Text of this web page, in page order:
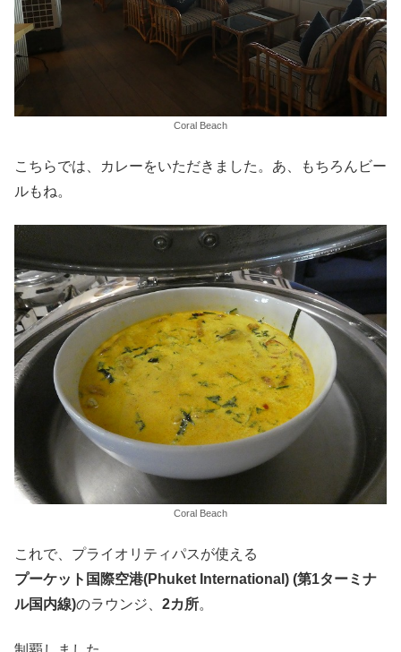
Coral Beach
こちらでは、カレーをいただきました。あ、もちろんビー
ルもね。
Coral Beach
これで、プライオリティパスが使える
プーケット国際空港(Phuket International) (第1ターミナ
ル国内線)のラウンジ、 2カ所。